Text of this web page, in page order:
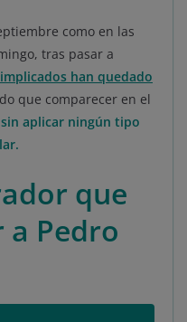
como en las
tras pasar a
han quedado
que comparecer en el
sin aplicar ningún tipo
.
que
Pedro